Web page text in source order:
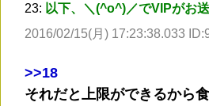
23: 以下、＼(^o^)／でVIPがお
2016/02/15(月) 17:23:38.033
>>18
それだと上限ができるから